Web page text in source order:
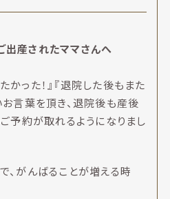
産されたママさんへ
かった！』『退院した後もまた
お言葉を頂き、退院後も産後
予約が取れるようになりまし
、がんばることが増える時